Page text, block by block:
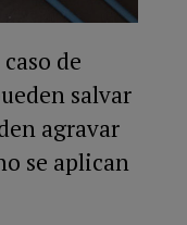
de
salvar
agravar
se aplican